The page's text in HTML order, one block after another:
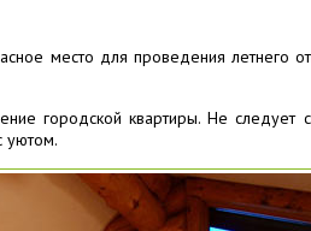
место для проведения летнего
городской квартиры. Не следует
уютом.